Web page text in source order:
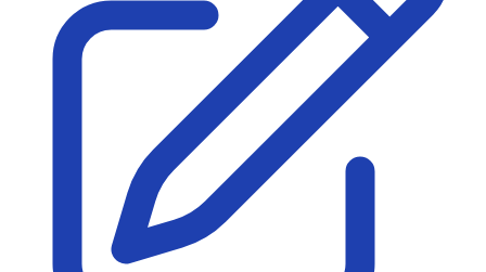
мови УТОГ
Всеукраїнська Рада директорів УТОГ
Всеукраїнська молодіжна Рада УТОГ
Молодіжні лідери УТОГ
Ветерани УТОГ
Мережа УТОГ
Підприємства УТОГ
Рекорди УТОГ
Видання УТОГ
Звіти
Посилання сторінок УТОГ
Контакти